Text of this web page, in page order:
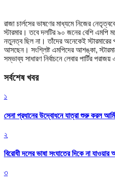
রাজা চার্লসের ভাষণের মাধ্যমে নিজের
স্টারমার। তবে দলটির ৯০ জনের বেশি এমপি
নতুনত্ব ছিল না। তাঁদের অনেকেই স্টারমারের
আসছেন। সংশ্লিষ্ট এমপিদের আশঙ্কা,
সম্ভাব্য সাধারণ নির্বাচনে লেবার পার্টির
সর্বশেষ খবর
১
সেনা প্রধানের উদ্বোধনে যাত্রা শুরু করল আর্মি
২
বিরোধী দলের ভাষা সংঘাতের দিকে না
৩